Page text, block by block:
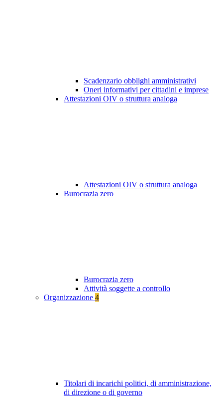
Scadenzario obblighi amministrativi
Oneri informativi per cittadini e imprese
Attestazioni OIV o struttura analoga
Attestazioni OIV o struttura analoga
Burocrazia zero
Burocrazia zero
Attività soggette a controllo
Organizzazione 4
Titolari di incarichi politici, di amministrazione,
di direzione o di governo